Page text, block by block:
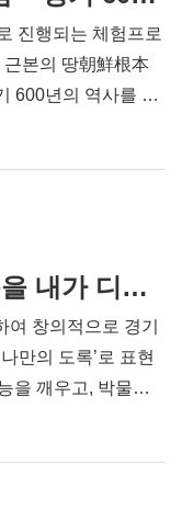
진행되는 체험프로
본의 땅朝鮮根本
600년의 역사를 쉽
접 관련 인물이나
찰칵~ 경기도박물관 도록을 내가 디자인 해볼까?
여 창의적으로 경기
만의 도록’로 표현
을 깨우고, 박물관
자 합니다.